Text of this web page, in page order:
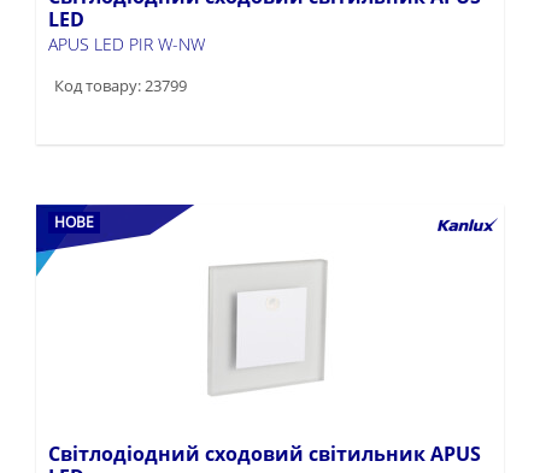
LED
APUS LED PIR W-NW
Код товару: 23799
НОВЕ
Світлодіодний сходовий світильник APUS